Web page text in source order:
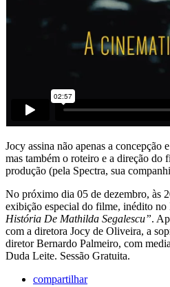
Jocy assina não apenas a concepção
mas também o roteiro e a direção do
produção (pela Spectra, sua
No próximo dia 05 de dezembro, às
exibição especial do filme, inédito no
História De Mathilda Segalescu”.
com a diretora Jocy de Oliveira, a
diretor Bernardo Palmeiro, com
Duda Leite. Sessão Gratuita.
compartilhar